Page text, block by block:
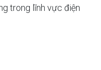
trong lĩnh vực điện